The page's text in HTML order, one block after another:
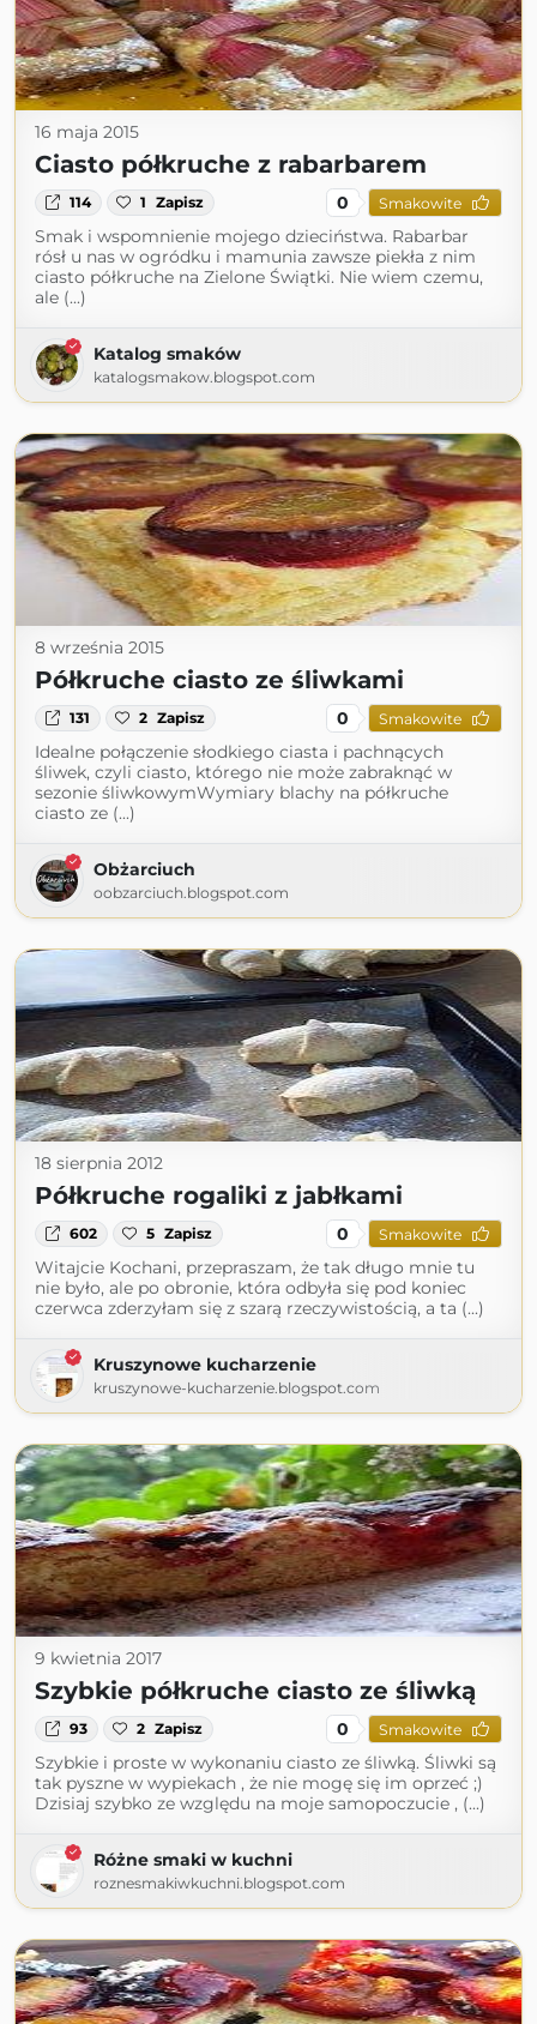
16 maja 2015
Ciasto półkruche z rabarbarem
114 1 Zapisz 0 Smakowite
Smak i wspomnienie mojego dzieciństwa. Rabarbar
rósł u nas w ogródku i mamunia zawsze piekła z nim
ciasto półkruche na Zielone Świątki. Nie wiem czemu,
ale (...)
Katalog smaków
katalogsmakow.blogspot.com
8 września 2015
Półkruche ciasto ze śliwkami
131 2 Zapisz 0 Smakowite
Idealne połączenie słodkiego ciasta i pachnących
śliwek, czyli ciasto, którego nie może zabraknąć w
sezonie śliwkowymWymiary blachy na półkruche
ciasto ze (...)
Obżarciuch
oobzarciuch.blogspot.com
18 sierpnia 2012
Półkruche rogaliki z jabłkami
602 5 Zapisz 0 Smakowite
Witajcie Kochani, przepraszam, że tak długo mnie tu
nie było, ale po obronie, która odbyła się pod koniec
czerwca zderzyłam się z szarą rzeczywistością, a ta (...)
Kruszynowe kucharzenie
kruszynowe-kucharzenie.blogspot.com
9 kwietnia 2017
Szybkie półkruche ciasto ze śliwką
93 2 Zapisz 0 Smakowite
Szybkie i proste w wykonaniu ciasto ze śliwką. Śliwki są
tak pyszne w wypiekach , że nie mogę się im oprzeć ;)
Dzisiaj szybko ze względu na moje samopoczucie , (...)
Różne smaki w kuchni
roznesmakiwkuchni.blogspot.com